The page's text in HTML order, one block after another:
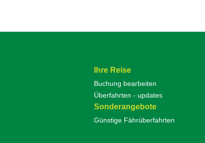
Ihre Reise
Buchung bearbeiten
Überfahrten - updates
Sonderangebote
Günstige Fährüberfahrten